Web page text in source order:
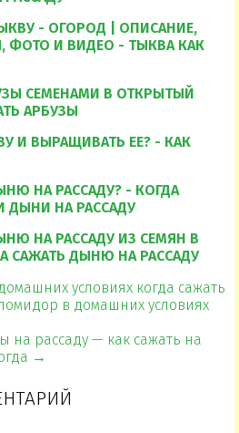
- ОГОРОД | ОПИСАНИЕ,
ФОТО И ВИДЕО - ТЫКВА КАК
СЕМЕНАМИ В ОТКРЫТЫЙ
АРБУЗЫ
И ВЫРАЩИВАТЬ ЕЕ? - КАК
НА РАССАДУ? - КОГДА
ДЫНИ НА РАССАДУ
НА РАССАДУ ИЗ СЕМЯН В
САЖАТЬ ДЫНЮ НА РАССАДУ
условиях когда сажать
в домашних условиях
на рассаду — как сажать на
→